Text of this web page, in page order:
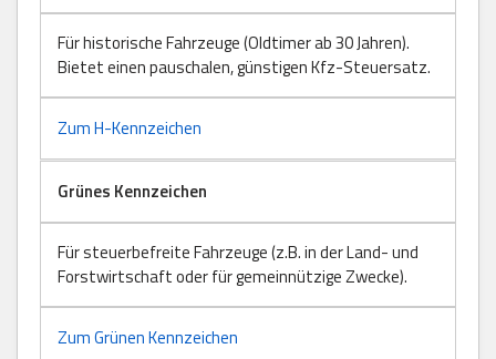
Für historische Fahrzeuge (Oldtimer ab 30 Jahren).
Bietet einen pauschalen, günstigen Kfz-Steuersatz.
Zum H-Kennzeichen
Grünes Kennzeichen
Für steuerbefreite Fahrzeuge (z.B. in der Land- und
Forstwirtschaft oder für gemeinnützige Zwecke).
Zum Grünen Kennzeichen